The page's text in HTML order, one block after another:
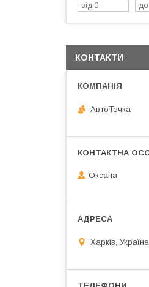
КОНТАКТИ
АвтоТочка
Оксана
Харків, Україна